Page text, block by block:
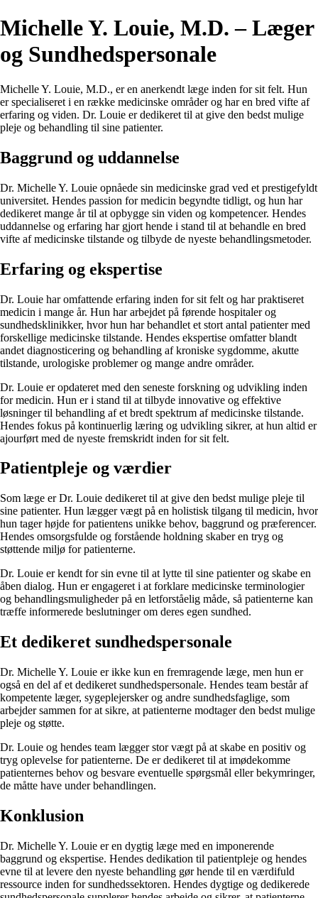
Michelle Y. Louie, M.D. – Læger
og Sundhedspersonale
Michelle Y. Louie, M.D., er en anerkendt læge inden for sit felt. Hun
er specialiseret i en række medicinske områder og har en bred vifte af
erfaring og viden. Dr. Louie er dedikeret til at give den bedst mulige
pleje og behandling til sine patienter.
Baggrund og uddannelse
Dr. Michelle Y. Louie opnåede sin medicinske grad ved et prestigefyldt
universitet. Hendes passion for medicin begyndte tidligt, og hun har
dedikeret mange år til at opbygge sin viden og kompetencer. Hendes
uddannelse og erfaring har gjort hende i stand til at behandle en bred
vifte af medicinske tilstande og tilbyde de nyeste behandlingsmetoder.
Erfaring og ekspertise
Dr. Louie har omfattende erfaring inden for sit felt og har praktiseret
medicin i mange år. Hun har arbejdet på førende hospitaler og
sundhedsklinikker, hvor hun har behandlet et stort antal patienter med
forskellige medicinske tilstande. Hendes ekspertise omfatter blandt
andet diagnosticering og behandling af kroniske sygdomme, akutte
tilstande, urologiske problemer og mange andre områder.
Dr. Louie er opdateret med den seneste forskning og udvikling inden
for medicin. Hun er i stand til at tilbyde innovative og effektive
løsninger til behandling af et bredt spektrum af medicinske tilstande.
Hendes fokus på kontinuerlig læring og udvikling sikrer, at hun altid er
ajourført med de nyeste fremskridt inden for sit felt.
Patientpleje og værdier
Som læge er Dr. Louie dedikeret til at give den bedst mulige pleje til
sine patienter. Hun lægger vægt på en holistisk tilgang til medicin, hvor
hun tager højde for patientens unikke behov, baggrund og præferencer.
Hendes omsorgsfulde og forstående holdning skaber en tryg og
støttende miljø for patienterne.
Dr. Louie er kendt for sin evne til at lytte til sine patienter og skabe en
åben dialog. Hun er engageret i at forklare medicinske terminologier
og behandlingsmuligheder på en letforståelig måde, så patienterne kan
træffe informerede beslutninger om deres egen sundhed.
Et dedikeret sundhedspersonale
Dr. Michelle Y. Louie er ikke kun en fremragende læge, men hun er
også en del af et dedikeret sundhedspersonale. Hendes team består af
kompetente læger, sygeplejersker og andre sundhedsfaglige, som
arbejder sammen for at sikre, at patienterne modtager den bedst mulige
pleje og støtte.
Dr. Louie og hendes team lægger stor vægt på at skabe en positiv og
tryg oplevelse for patienterne. De er dedikeret til at imødekomme
patienternes behov og besvare eventuelle spørgsmål eller bekymringer,
de måtte have under behandlingen.
Konklusion
Dr. Michelle Y. Louie er en dygtig læge med en imponerende
baggrund og ekspertise. Hendes dedikation til patientpleje og hendes
evne til at levere den nyeste behandling gør hende til en værdifuld
ressource inden for sundhedssektoren. Hendes dygtige og dedikerede